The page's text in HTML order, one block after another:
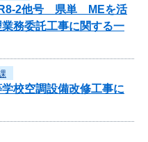
R8-2他号 県単 MEを活
務委託工事に関する一
校空調設備改修工事に